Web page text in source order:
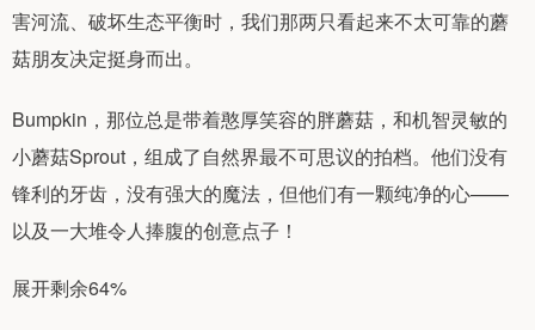
害河流、破坏生态平衡时，我们那两只看起来不太可靠的蘑
菇朋友决定挺身而出。
Bumpkin，那位总是带着憨厚笑容的胖蘑菇，和机智灵敏的
小蘑菇Sprout，组成了自然界最不可思议的拍档。他们没有
锋利的牙齿，没有强大的魔法，但他们有一颗纯净的心——
以及一大堆令人捧腹的创意点子！
展开剩余64%